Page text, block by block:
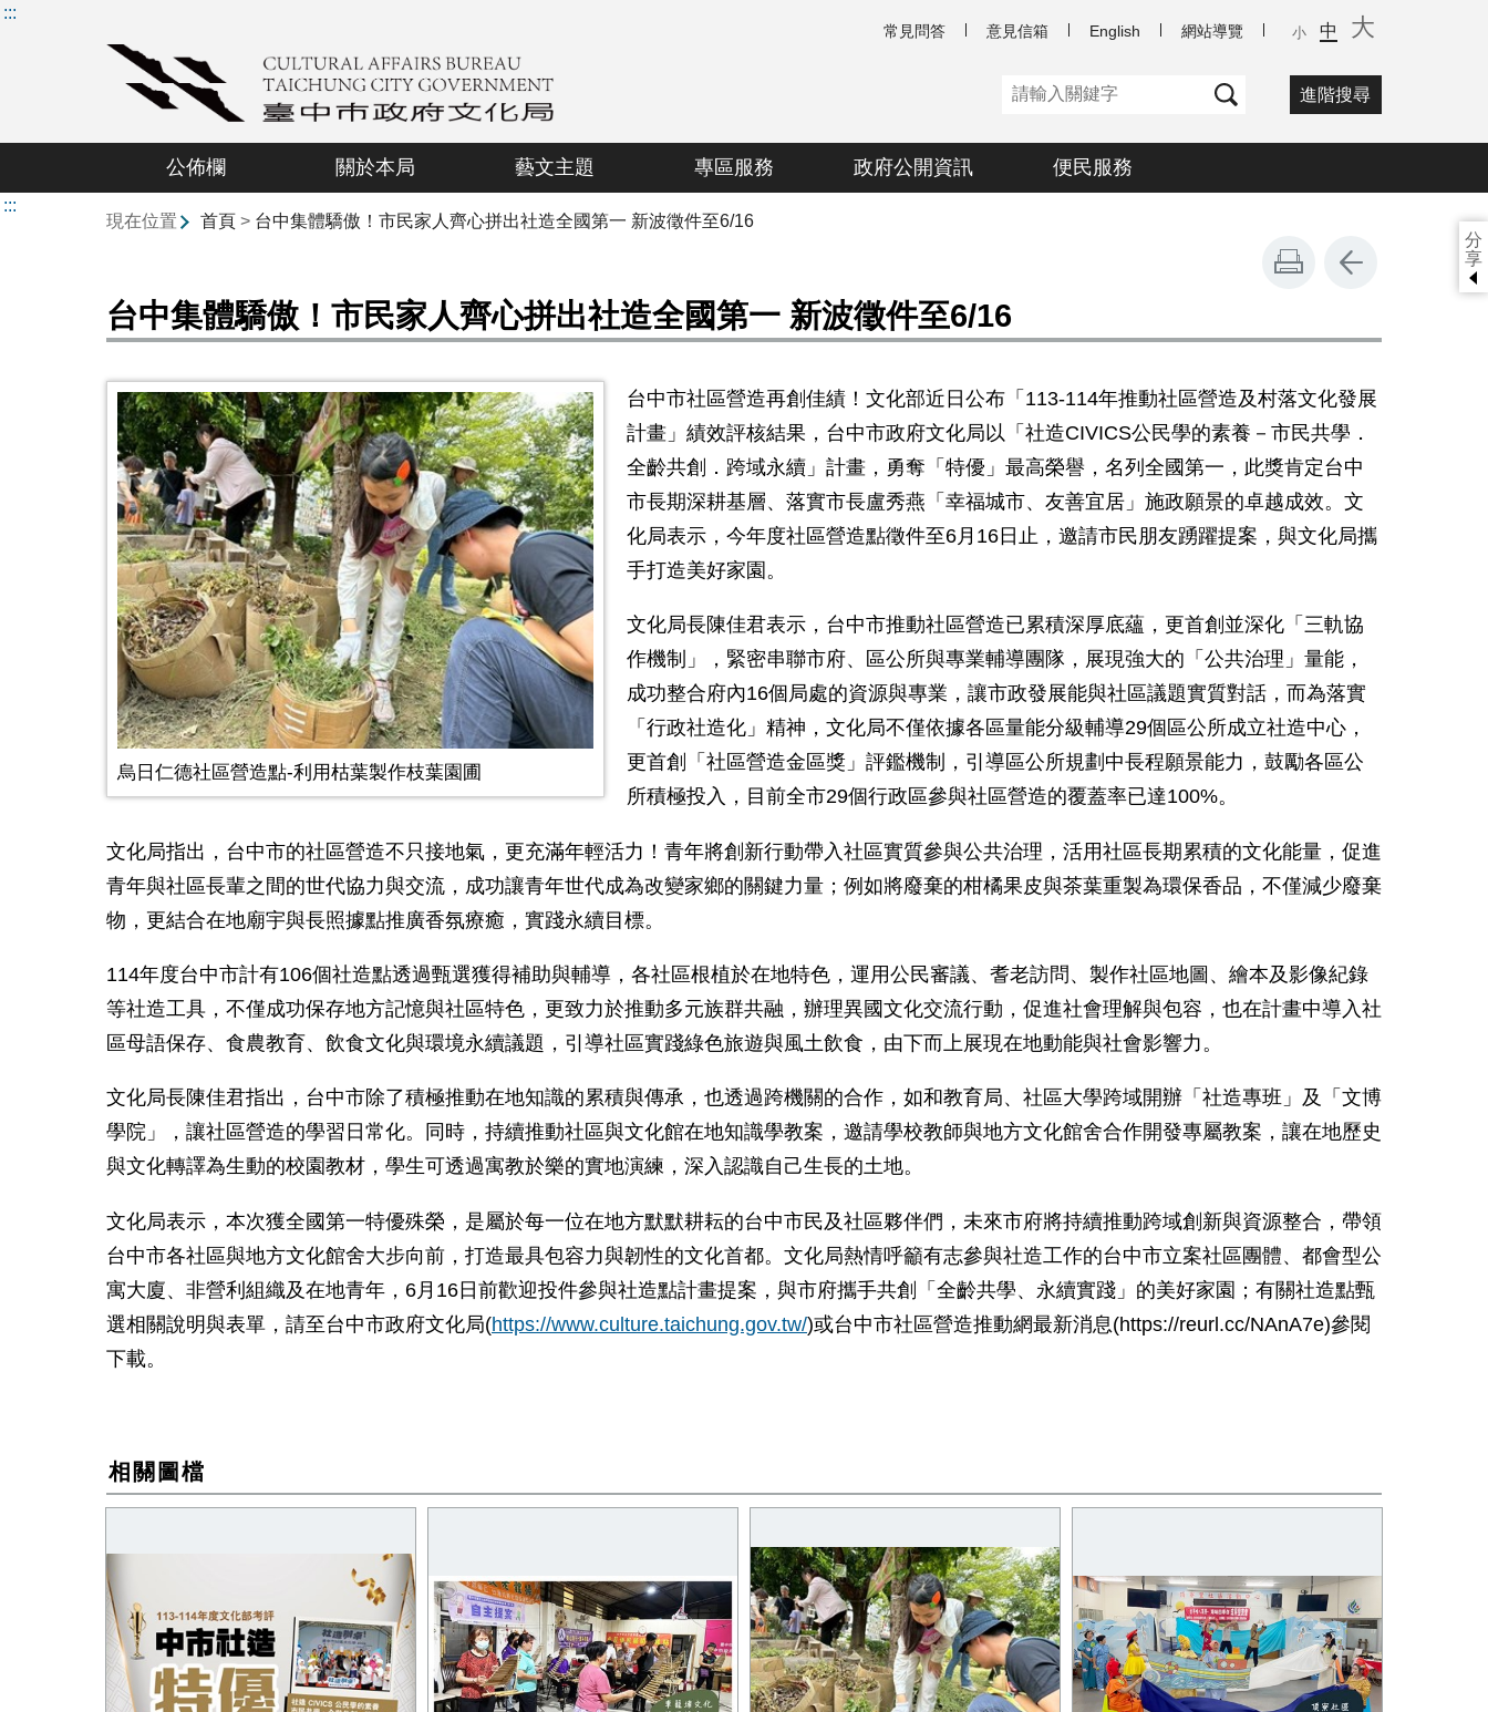
:::
常見問答 意見信箱 English 網站導覽 小 中 大
進階搜尋
公佈欄 關於本局 藝文主題 專區服務 政府公開資訊 便民服務
:::
現在位置
首頁> 台中集體驕傲！市民家人齊心拼出社造全國第一 新波徵件至6/16
分
享
台中集體驕傲！市民家人齊心拼出社造全國第一 新波徵件至6/16
烏日仁德社區營造點-利用枯葉製作枝葉園圃
台中市社區營造再創佳績！文化部近日公布「 113-114年推動社區營造及村落文化發展
計畫」績效評核結果，台中市政府文化局以「社造CIVICS公民學的素養－市民共學．
全齡共創．跨域永續」計畫，勇奪「特優」最高榮譽，名列全國第一，此獎肯定台中
市長期深耕基層、落實市長盧秀燕「幸福城市、友善宜居」施政願景的卓越成效。文
化局表示，今年度社區營造點徵件至6月 16日止，邀請市民朋友踴躍提案，與文化局攜
手打造美好家園。
文化局長陳佳君表示，台中市推動社區營造已累積深厚底蘊，更首創並深化「三軌協
作機制」，緊密串聯市府、區公所與專業輔導團隊，展現強大的「公共治理」量能，
成功整合府內16個局處的資源與專業，讓市政發展能與社區議題實質對話，而為落實
「行政社造化」精神，文化局不僅依據各區量能分級輔導29個區公所成立社造中心，
更首創「社區營造金區獎」評鑑機制，引導區公所規劃中長程願景能力，鼓勵各區公
所積極投入，目前全市29個行政區參與社區營造的覆蓋率已達100%。
文化局指出，台中市的社區營造不只接地氣，更充滿年輕活力！青年將創新行動帶入社區實質參與公共治理，活用社區長期累積的文化能量，促進
青年與社區長輩之間的世代協力與交流，成功讓青年世代成為改變家鄉的關鍵力量；例如將廢棄的柑橘果皮與茶葉重製為環保香品，不僅減少廢棄
物，更結合在地廟宇與長照據點推廣香氛療癒，實踐永續目標。
114年度台中市計有106個社造點透過甄選獲得補助與輔導，各社區根植於在地特色，運用公民審議、耆老訪問、製作社區地圖、繪本及影像紀錄
等社造工具，不僅成功保存地方記憶與社區特色，更致力於推動多元族群共融，辦理異國文化交流行動，促進社會理解與包容，也在計畫中導入社
區母語保存、食農教育、飲食文化與環境永續議題，引導社區實踐綠色旅遊與風土飲食，由下而上展現在地動能與社會影響力。
文化局長陳佳君指出，台中市除了積極推動在地知識的累積與傳承，也透過跨機關的合作，如和教育局、社區大學跨域開辦「社造專班」及「文博
學院」，讓社區營造的學習日常化。同時，持續推動社區與文化館在地知識學教案，邀請學校教師與地方文化館舍合作開發專屬教案，讓在地歷史
與文化轉譯為生動的校園教材，學生可透過寓教於樂的實地演練，深入認識自己生長的土地。
文化局表示，本次獲全國第一特優殊榮，是屬於每一位在地方默默耕耘的台中市民及社區夥伴們，未來市府將持續推動跨域創新與資源整合，帶領
台中市各社區與地方文化館舍大步向前，打造最具包容力與韌性的文化首都。文化局熱情呼籲有志參與社造工作的台中市立案社區團體、都會型公
寓大廈、非營利組織及在地青年， 6月 16日前歡迎投件參與社造點計畫提案，與市府攜手共創「全齡共學、永續實踐」的美好家園；有關社造點甄
選相關說明與表單，請至台中市政府文化局(https://www.culture.taichung.gov.tw/)或台中市社區營造推動網最新消息(https://reurl.cc/NAnA7e)參閱
下載。
相關圖檔